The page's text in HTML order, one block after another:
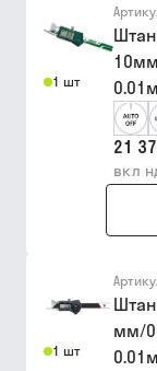
1 шт
21
вкл
1 шт
мм/